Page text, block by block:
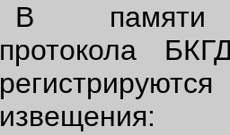
В памяти
протокола
извещения: